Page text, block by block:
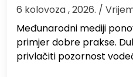
6 kolovoza , 2026. /
Međunarodni mediji
primjer dobre prakse.
privlačiti pozornost